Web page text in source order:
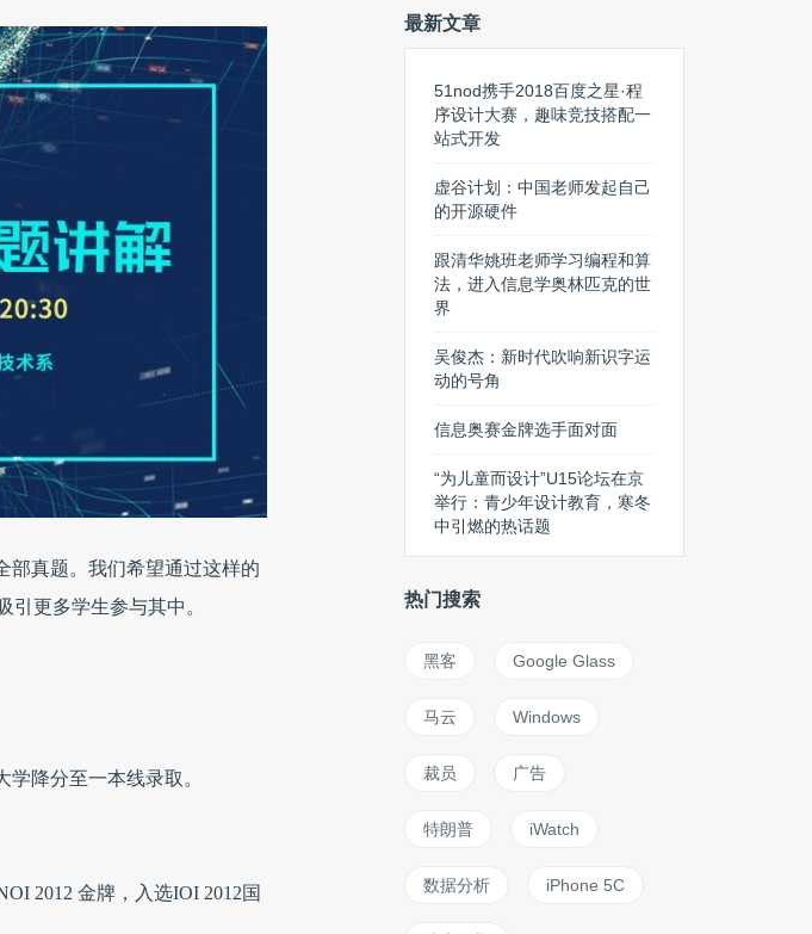
部真题。我们希望通过这样的
更多学生参与其中。
降分至一本线录取。
2012 金牌，入选IOI 2012国
最新文章
51nod携手2018百度之星·程
序设计大赛，趣味竞技搭配一
站式开发
虚谷计划：中国老师发起自己
的开源硬件
跟清华姚班老师学习编程和算
法，进入信息学奥林匹克的世
界
吴俊杰：新时代吹响新识字运
动的号角
信息奥赛金牌选手面对面
“为儿童而设计”U15论坛在京
举行：青少年设计教育，寒冬
中引燃的热话题
热门搜索
黑客 Google Glass
马云 Windows
裁员 广告
特朗普 iWatch
数据分析 iPhone 5C